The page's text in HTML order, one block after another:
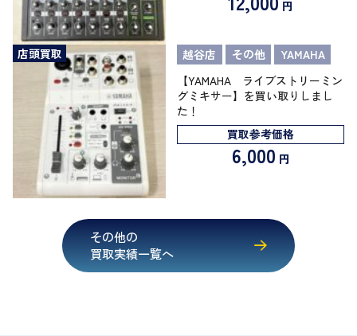
円
店頭買取 越谷店 その他
YAMAHA
【YAMAHA ライブストリーミン
グミキサー】を買い取りしまし
た！
買取参考価格
6,000 円
その他の
買取実績一覧へ